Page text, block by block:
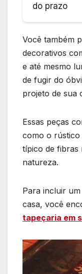
do prazo
Você também
decorativos
e até mesmo
de fugir do
projeto de sua
Essas peças
como o rústico
típico de fibras
natureza.
Para incluir
casa, você
tapeçaria em